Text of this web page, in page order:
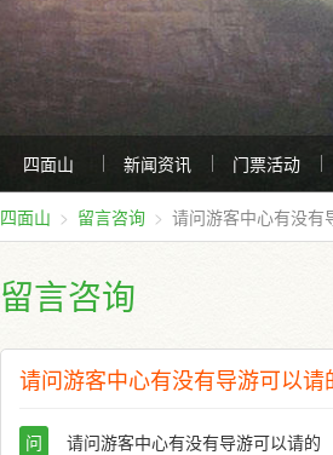
四面山 新闻资讯 门票活动
四面山 留言咨询 请问游客中心有没有
留言咨询
请问游客中心有没有导游可以请
问 请问游客中心有没有导游可以请的